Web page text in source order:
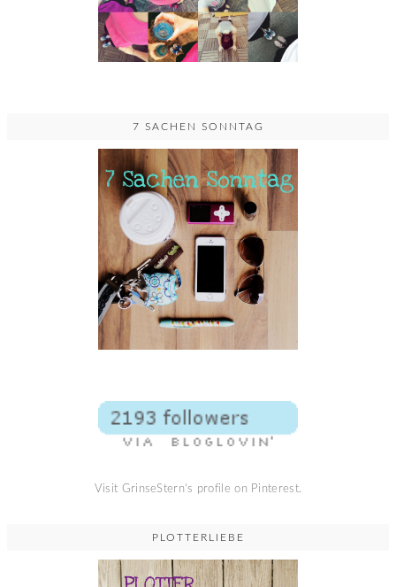
7 SACHEN SONNTAG
Visit GrinseStern's profile on Pinterest.
PLOTTERLIEBE